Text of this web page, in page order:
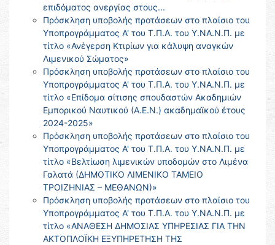
επιδόματος ανεργίας στους...
Πρόσκληση υποβολής προτάσεων στο πλαίσιο του
Υποπρογράμματος Α' του Τ.Π.Α. του Υ.ΝΑ.Ν.Π. με
τίτλο «Ανέγερση Κτιρίων για κάλυψη αναγκών
Λιμενικού Σώματος»
Πρόσκληση υποβολής προτάσεων στο πλαίσιο του
Υποπρογράμματος Α' του Τ.Π.Α. του Υ.ΝΑ.Ν.Π. με
τίτλο «Επίδομα σίτισης σπουδαστών Ακαδημιών
Εμπορικού Ναυτικού (Α.Ε.Ν.) ακαδημαϊκού έτους
2024-2025»
Πρόσκληση υποβολής προτάσεων στο πλαίσιο του
Υποπρογράμματος Α' του Τ.Π.Α. του Υ.ΝΑ.Ν.Π. με
τίτλο «Βελτίωση λιμενικών υποδομών στο Λιμένα
Γαλατά (ΔΗΜΟΤΙΚΟ ΛΙΜΕΝΙΚΟ ΤΑΜΕΙΟ
ΤΡΟΙΖΗΝΙΑΣ – ΜΕΘΑΝΩΝ)»
Πρόσκληση υποβολής προτάσεων στο πλαίσιο του
Υποπρογράμματος Α' του Τ.Π.Α. του Υ.ΝΑ.Ν.Π. με
τίτλο «ΑΝΑΘΕΣΗ ΔΗΜΟΣΙΑΣ ΥΠΗΡΕΣΙΑΣ ΓΙΑ ΤΗΝ
ΑΚΤΟΠΛΟΪΚΗ ΕΞΥΠΗΡΕΤΗΣΗ ΤΗΣ